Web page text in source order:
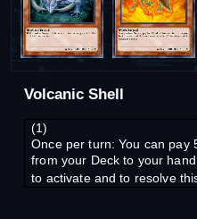
Volcanic Shell
(1)
Once per turn: You can pay
from your Deck to your
to activate and to resolve